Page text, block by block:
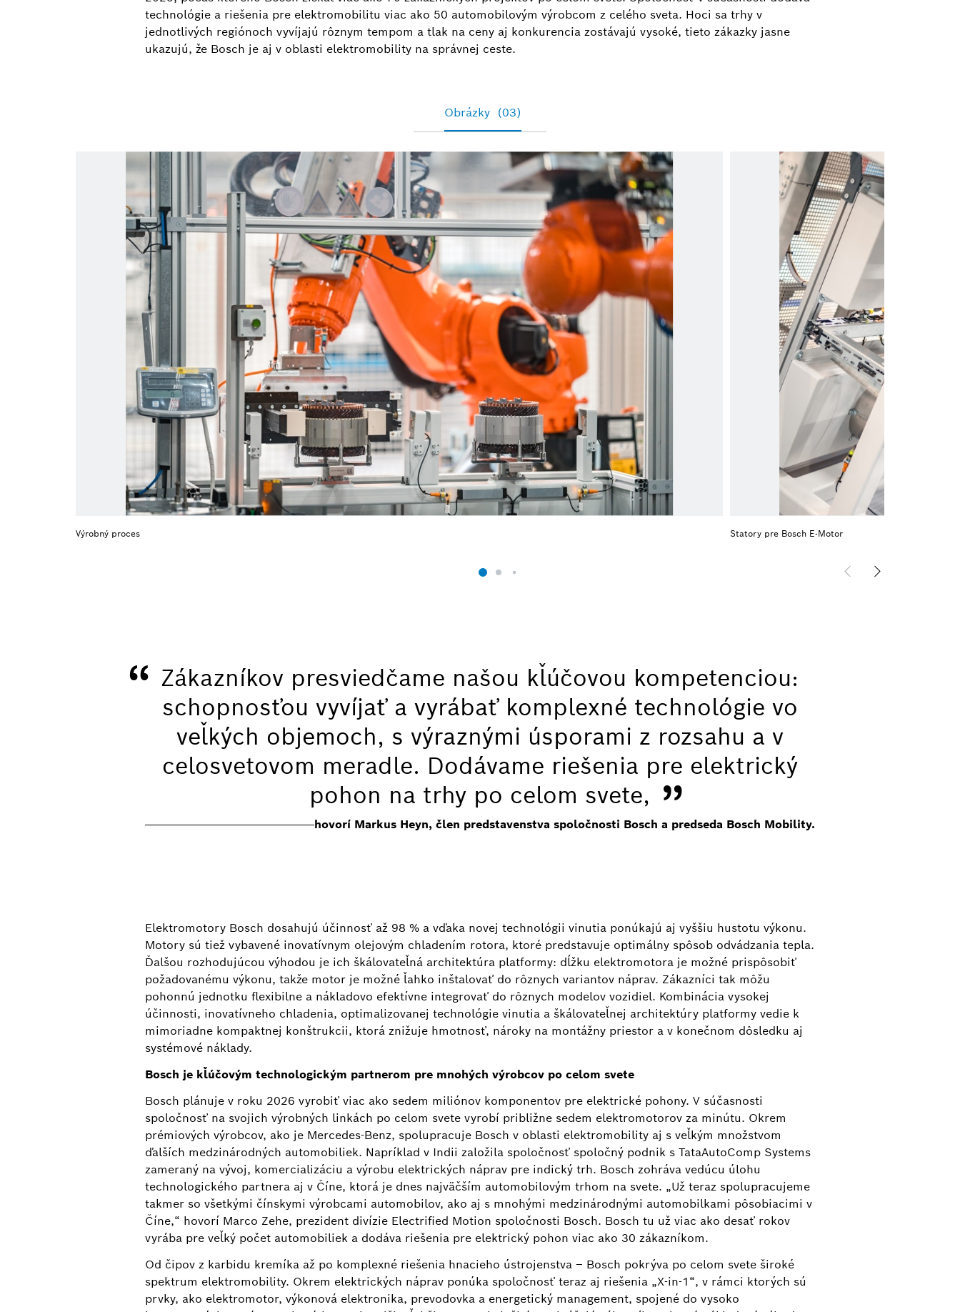
technológie a riešenia pre elektromobilitu viac ako 50 automobilovým výrobcom z celého sveta. Hoci sa trhy v
jednotlivých regiónoch vyvíjajú rôznym tempom a tlak na ceny aj konkurencia zostávajú vysoké, tieto zákazky jasne
ukazujú, že Bosch je aj v oblasti elektromobility na správnej ceste.
Obrázky (03)
Výrobný proces Statory pre Bosch E-Motor
Informácie o obrázku
Pri elektromotore Bosch vedie kombinácia vysokej účinnosti, inovatívneho chladenia, optimalizovanej technológie vinutia a škálovateľnej
architektúry platformy k mimoriadne kompaktnej konštrukcii, ktorá znižuje hmotnosť, priestorové nároky a v konečnom dôsledku aj
systémové náklady.
“ Zákazníkov presviedčame našou kľúčovou kompetenciou:
schopnosťou vyvíjať a vyrábať komplexné technológie vo
veľkých objemoch, s výraznými úsporami z rozsahu a v
celosvetovom meradle. Dodávame riešenia pre elektrický
pohon na trhy po celom svete, ”
hovorí Markus Heyn, člen predstavenstva spoločnosti Bosch a predseda Bosch Mobility.
Elektromotory Bosch dosahujú účinnosť až 98 % a vďaka novej technológii vinutia ponúkajú aj vyššiu hustotu výkonu.
Motory sú tiež vybavené inovatívnym olejovým chladením rotora, ktoré predstavuje optimálny spôsob odvádzania tepla.
Ďalšou rozhodujúcou výhodou je ich škálovateľná architektúra platformy: dĺžku elektromotora je možné prispôsobiť
požadovanému výkonu, takže motor je možné ľahko inštalovať do rôznych variantov náprav. Zákazníci tak môžu
pohonnú jednotku flexibilne a nákladovo efektívne integrovať do rôznych modelov vozidiel. Kombinácia vysokej
účinnosti, inovatívneho chladenia, optimalizovanej technológie vinutia a škálovateľnej architektúry platformy vedie k
mimoriadne kompaktnej konštrukcii, ktorá znižuje hmotnosť, nároky na montážny priestor a v konečnom dôsledku aj
systémové náklady.
Bosch je kľúčovým technologickým partnerom pre mnohých výrobcov po celom svete
Bosch plánuje v roku 2026 vyrobiť viac ako sedem miliónov komponentov pre elektrické pohony. V súčasnosti
spoločnosť na svojich výrobných linkách po celom svete vyrobí približne sedem elektromotorov za minútu. Okrem
prémiových výrobcov, ako je Mercedes-Benz, spolupracuje Bosch v oblasti elektromobility aj s veľkým množstvom
ďalších medzinárodných automobiliek. Napríklad v Indii založila spoločnosť spoločný podnik s TataAutoComp Systems
zameraný na vývoj, komercializáciu a výrobu elektrických náprav pre indický trh. Bosch zohráva vedúcu úlohu
technologického partnera aj v Číne, ktorá je dnes najväčším automobilovým trhom na svete. „Už teraz spolupracujeme
takmer so všetkými čínskymi výrobcami automobilov, ako aj s mnohými medzinárodnými automobilkami pôsobiacimi v
Číne,“ hovorí Marco Zehe, prezident divízie Electrified Motion spoločnosti Bosch. Bosch tu už viac ako desať rokov
vyrába pre veľký počet automobiliek a dodáva riešenia pre elektrický pohon viac ako 30 zákazníkom.
Od čipov z karbidu kremíka až po komplexné riešenia hnacieho ústrojenstva – Bosch pokrýva po celom svete široké
spektrum elektromobility. Okrem elektrických náprav ponúka spoločnosť teraz aj riešenia „X-in-1“, v rámci ktorých sú
prvky, ako elektromotor, výkonová elektronika, prevodovka a energetický management, spojené do vysoko